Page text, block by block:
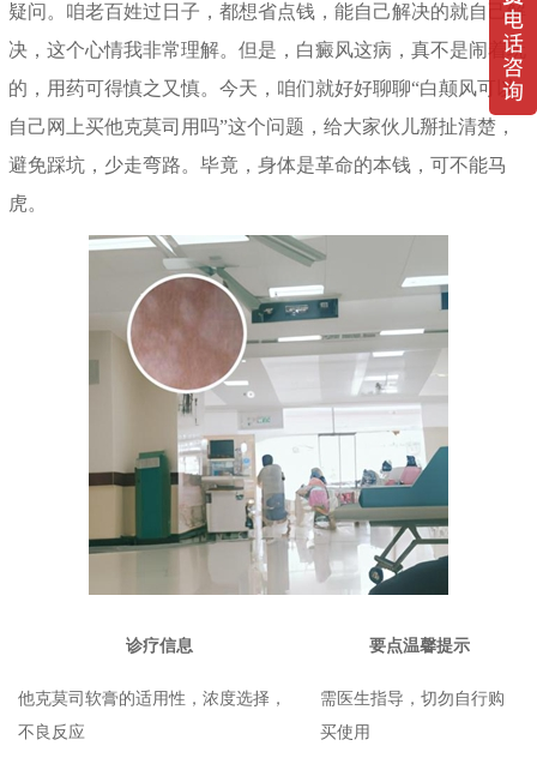
疑问。咱老百姓过日子，都想省点钱，能自己解决的就自己解
决，这个心情我非常理解。但是，白癜风这病，真不是闹着玩
的，用药可得慎之又慎。今天，咱们就好好聊聊“白颠风可以
自己网上买他克莫司用吗”这个问题，给大家伙儿掰扯清楚，
避免踩坑，少走弯路。毕竟，身体是革命的本钱，可不能马
虎。
诊疗信息 要点温馨提示
他克莫司软膏的适用性，浓度选择，
不良反应
需医生指导，切勿自行购
买使用